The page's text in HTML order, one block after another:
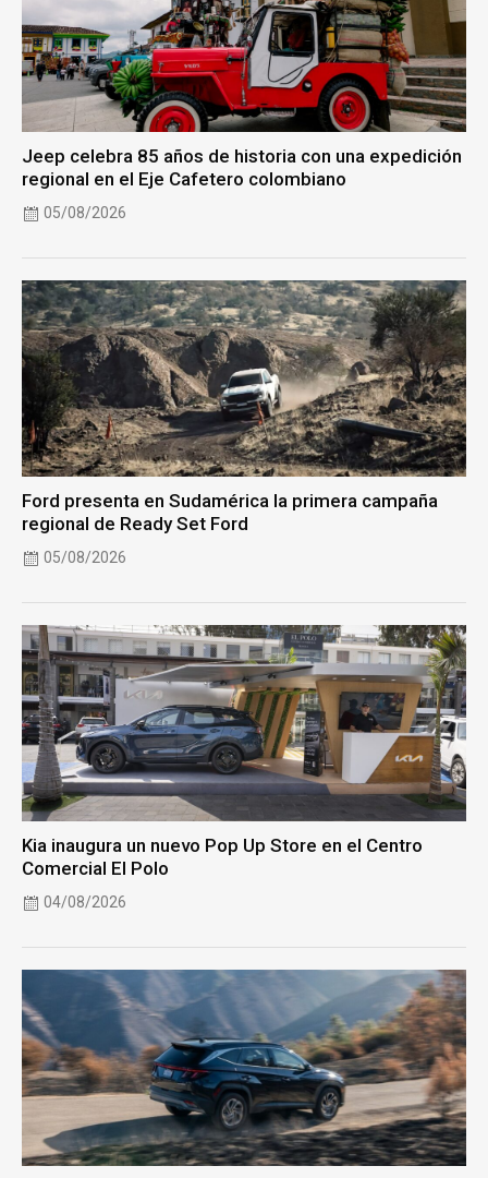
Jeep celebra 85 años de historia con una expedición
regional en el Eje Cafetero colombiano
05/08/2026
Ford presenta en Sudamérica la primera campaña
regional de Ready Set Ford
05/08/2026
Kia inaugura un nuevo Pop Up Store en el Centro
Comercial El Polo
04/08/2026